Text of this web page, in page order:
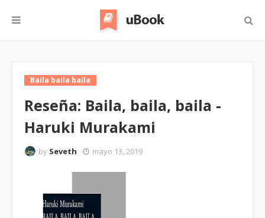
Baila baila baila
Reseña: Baila, baila, baila -
Haruki Murakami
by Seveth mayo 13, 2019